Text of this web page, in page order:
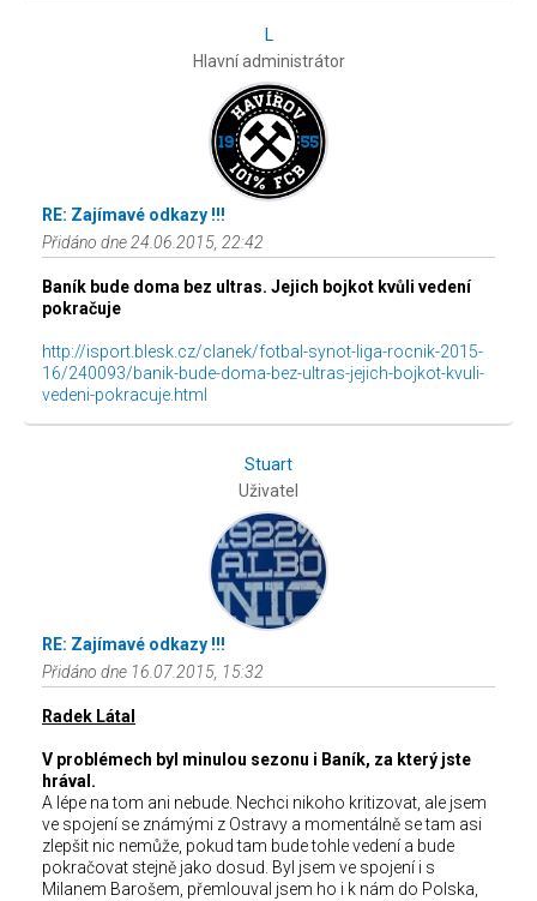
L
Hlavní administrátor
RE: Zajímavé odkazy !!!
Přidáno dne 24.06.2015, 22:42
Baník bude doma bez ultras. Jejich bojkot kvůli vedení
pokračuje
http://isport.blesk.cz/clanek/fotbal-synot-liga-rocnik-2015-
16/240093/banik-bude-doma-bez-ultras-jejich-bojkot-kvuli-
vedeni-pokracuje.html
Stuart
Uživatel
RE: Zajímavé odkazy !!!
Přidáno dne 16.07.2015, 15:32
Radek Látal
V problémech byl minulou sezonu i Baník, za který jste
hrával.
A lépe na tom ani nebude. Nechci nikoho kritizovat, ale jsem
ve spojení se známými z Ostravy a momentálně se tam asi
zlepšit nic nemůže, pokud tam bude tohle vedení a bude
pokračovat stejně jako dosud. Byl jsem ve spojení i s
Milanem Barošem, přemlouval jsem ho i k nám do Polska,